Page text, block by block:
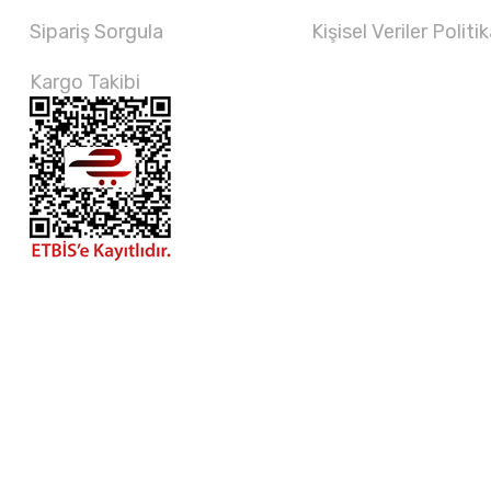
Sipariş Sorgula
Kargo Takibi
Kişisel Veriler